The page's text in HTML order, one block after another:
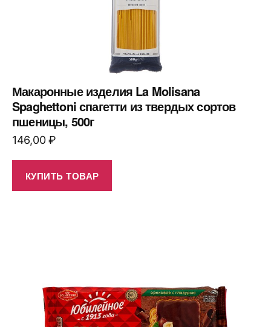
Макаронные изделия La Molisana
Spaghettoni спагетти из твердых сортов
пшеницы, 500г
146,00₽
КУПИТЬ ТОВАР